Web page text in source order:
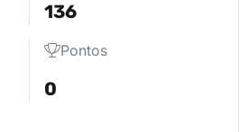
136
Pontos
0